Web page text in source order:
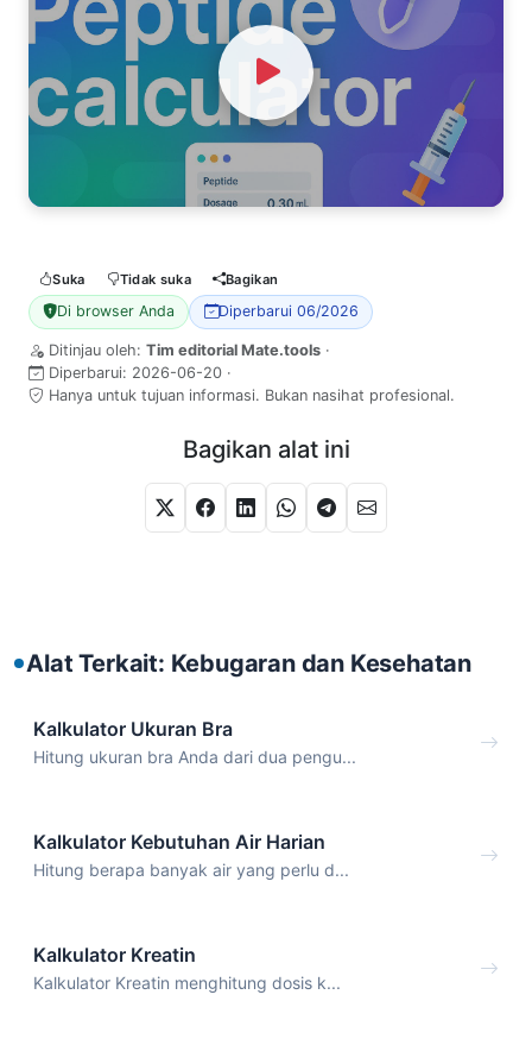
Watch Video
Suka Tidak suka Bagikan
Di browser Anda Diperbarui 06/2026
Ditinjau oleh: Tim editorial Mate.tools ·
Diperbarui: 2026-06-20 ·
Hanya untuk tujuan informasi. Bukan nasihat profesional.
Bagikan alat ini
Alat Terkait: Kebugaran dan Kesehatan
Kalkulator Ukuran Bra
Hitung ukuran bra Anda dari dua pengu...
Kalkulator Kebutuhan Air Harian
Hitung berapa banyak air yang perlu d...
Kalkulator Kreatin
Kalkulator Kreatin menghitung dosis k...